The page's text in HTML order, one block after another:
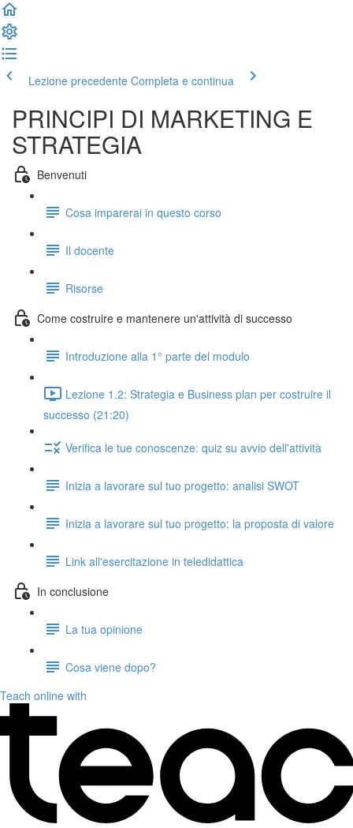
Lezione precedente Completa e continua
PRINCIPI DI MARKETING E
STRATEGIA
Benvenuti
Cosa imparerai in questo corso
Il docente
Risorse
Come costruire e mantenere un'attività di successo
Introduzione alla 1° parte del modulo
Lezione 1.2: Strategia e Business plan per costruire il
successo (21:20)
Verifica le tue conoscenze: quiz su avvio dell'attività
Inizia a lavorare sul tuo progetto: analisi SWOT
Inizia a lavorare sul tuo progetto: la proposta di valore
Link all'esercitazione in teledidattica
In conclusione
La tua opinione
Cosa viene dopo?
Teach online with